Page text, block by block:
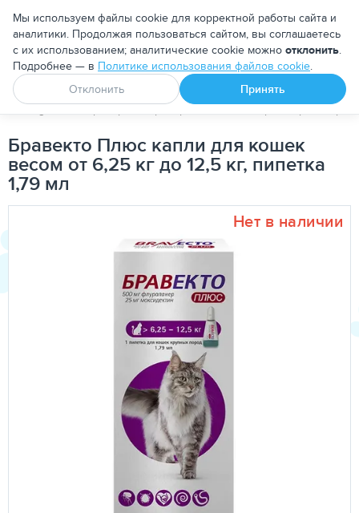
Москва
Апоквел Ветмедин От блох и клещей
PetDog Ветеринарные препараты Антипаразитарные
Бравекто Плюс капли для кошек
весом от 6,25 кг до 12,5 кг, пипетка
1,79 мл
Нет в наличии
Мы используем файлы cookie для корректной работы сайта и
аналитики. Продолжая пользоваться сайтом, вы соглашаетесь
с их использованием; аналитические cookie можно отклонить.
Подробнее — в Политике использования файлов cookie.
Отклонить
Принять